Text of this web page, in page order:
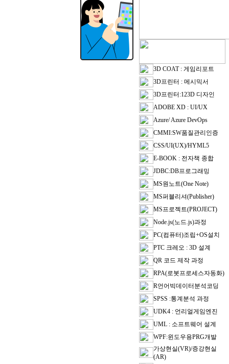
3D COAT : 게임리포트
3D프린터 : 메시믹서
3D프린터:123D 디자인
ADOBE XD : UI/UX
Azure/ Azure DevOps
CMMI:SW품질관리인증
CSS/UI(UX)/HYML5
E-BOOK : 전자책 종합
JDBC:DB프로그래밍
MS원노트(One Note)
MS퍼블리셔(Publisher)
MS프로젝트(PROJECT)
Node.js(노드.js)과정
PC(컴퓨터)조립+OS설치
PTC 크레오 : 3D 설계
QR 코드 제작 과정
RPA(로봇프로세스자동화)
R언어빅데이터분석코딩
SPSS :통계분석 과정
UDK4 : 언리얼게임엔진
UML : 소프트웨어 설계
WPF:윈도우용PRG개발
가상현실(VR)/증강현실
(AR)